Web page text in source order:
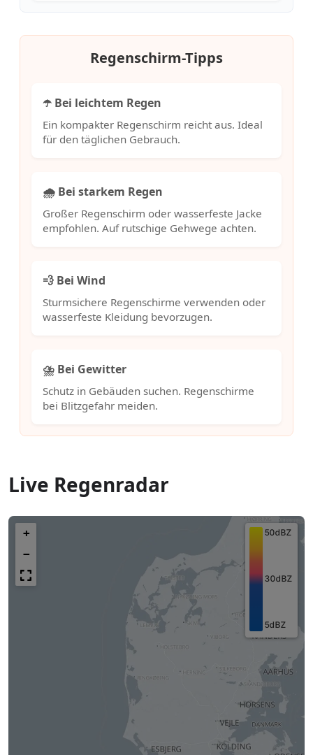
Regenschirm-Tipps
☂️ Bei leichtem Regen
Ein kompakter Regenschirm reicht aus. Ideal
für den täglichen Gebrauch.
🌧️ Bei starkem Regen
Großer Regenschirm oder wasserfeste Jacke
empfohlen. Auf rutschige Gehwege achten.
💨 Bei Wind
Sturmsichere Regenschirme verwenden oder
wasserfeste Kleidung bevorzugen.
⛈️ Bei Gewitter
Schutz in Gebäuden suchen. Regenschirme
bei Blitzgefahr meiden.
Live Regenradar
+
−